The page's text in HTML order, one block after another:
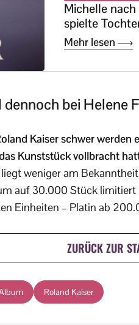
Michelle
spielte
Mehr lesen
bei Helene
Kaiser schwer
Kunststück vollbracht
weniger am
auf 30.000 Stück
Einheiten – Platin ab
ZURÜCK ZUR
Roland Kaiser